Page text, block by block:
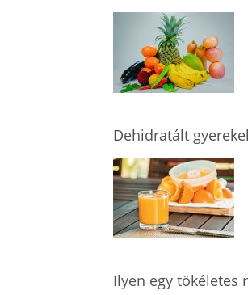
Dehidratált
Ilyen egy tökéletes